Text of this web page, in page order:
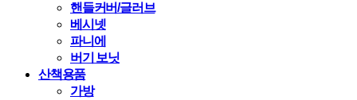
핸들커버/글러브
베시넷
파니에
버기 보닛
산책용품
가방